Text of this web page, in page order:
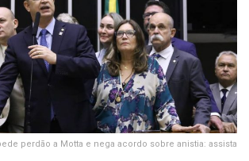
perdão a Motta e nega acordo sobre anistia: assista